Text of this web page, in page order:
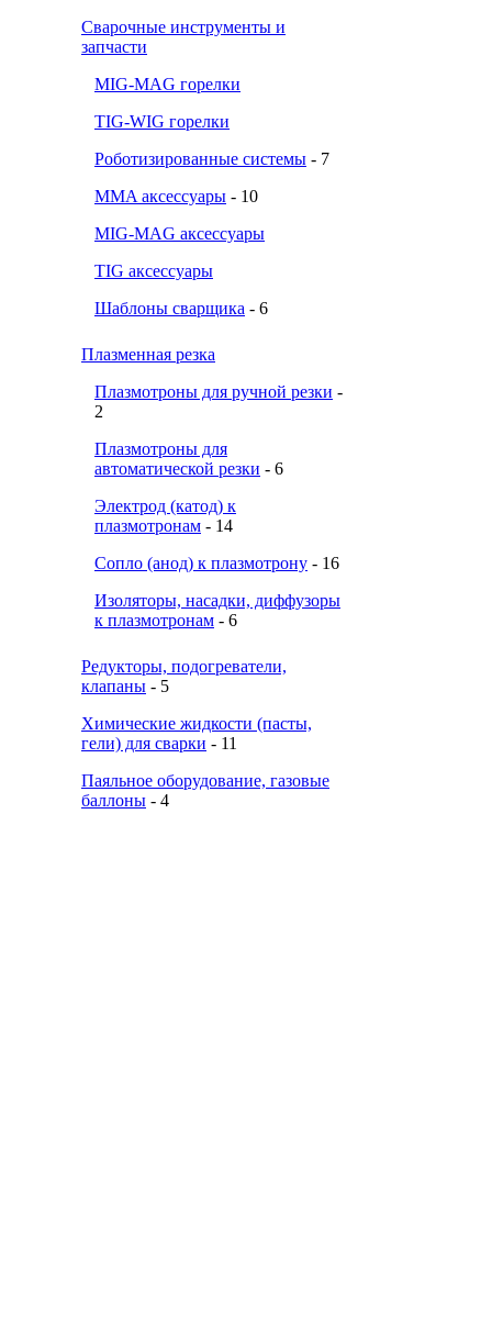
Сварочные инструменты и
запчасти
MIG-MAG горелки
TIG-WIG горелки
Роботизированные системы - 7
MMA аксессуары - 10
MIG-MAG аксессуары
TIG аксессуары
Шаблоны сварщика - 6
Плазменная резка
Плазмотроны для ручной резки -
2
Плазмотроны для
автоматической резки - 6
Электрод (катод) к
плазмотронам - 14
Сопло (анод) к плазмотрону - 16
Изоляторы, насадки, диффузоры
к плазмотронам - 6
Редукторы, подогреватели,
клапаны - 5
Химические жидкости (пасты,
гели) для сварки - 11
Паяльное оборудование, газовые
баллоны - 4